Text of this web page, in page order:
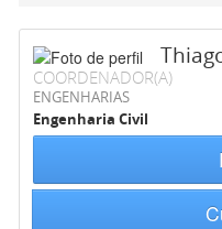
COORDENADOR(A)
ENGENHARIAS
Engenharia Civil